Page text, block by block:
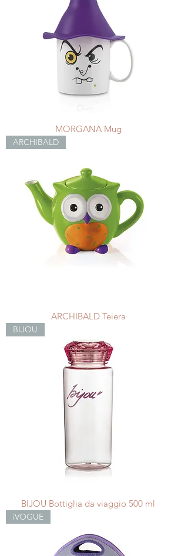
MORGANA Mug
ARCHIBALD
ARCHIBALD Teiera
BIJOU
BIJOU Bottiglia da viaggio 500 ml
iVOGUE